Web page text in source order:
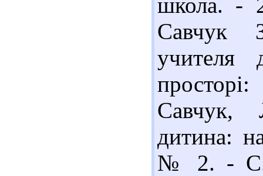
Савчук
учителя
Савчук,
дитина:
№ 2. - С.